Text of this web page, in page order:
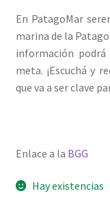
En PatagoMar
marina de la
información
meta. ¡Escuchá y
que va a ser clave
Enlace a la BGG
Hay existencias